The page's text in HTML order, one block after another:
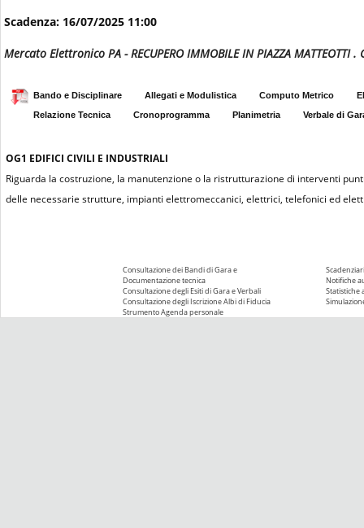
Scadenza: 16/07/2025 11:00
Mercato Elettronico PA - RECUPERO IMMOBILE IN PIAZZA MATTEOTTI .
Bando e Disciplinare Allegati e Modulistica Computo Metrico
Relazione Tecnica
Cronoprogramma Planimetria Verbale di
OG1 EDIFICI CIVILI E INDUSTRIALI
Riguarda la costruzione, la manutenzione o la ristrutturazione di interventi
delle necessarie strutture, impianti elettromeccanici, elettrici, telefonici ed
Consultazione dei Bandi di Gara e
Documentazione tecnica
Consultazione degli Esiti di Gara e Verbali
Consultazione degli Iscrizione Albi di Fiducia
Strumento Agenda personale
Notifiche
Statistiche